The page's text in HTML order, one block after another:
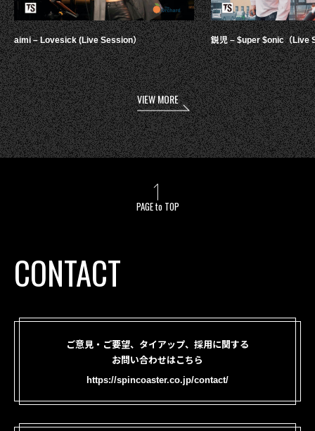
aimi – Lovesick (Live Session） 鋭児 – $uper $onic（Live
VIEW MORE
PAGE to TOP
CONTACT
ご意見・ご要望、タイアップ、採用に関する
お問い合わせはこちら
https://spincoaster.co.jp/contact/